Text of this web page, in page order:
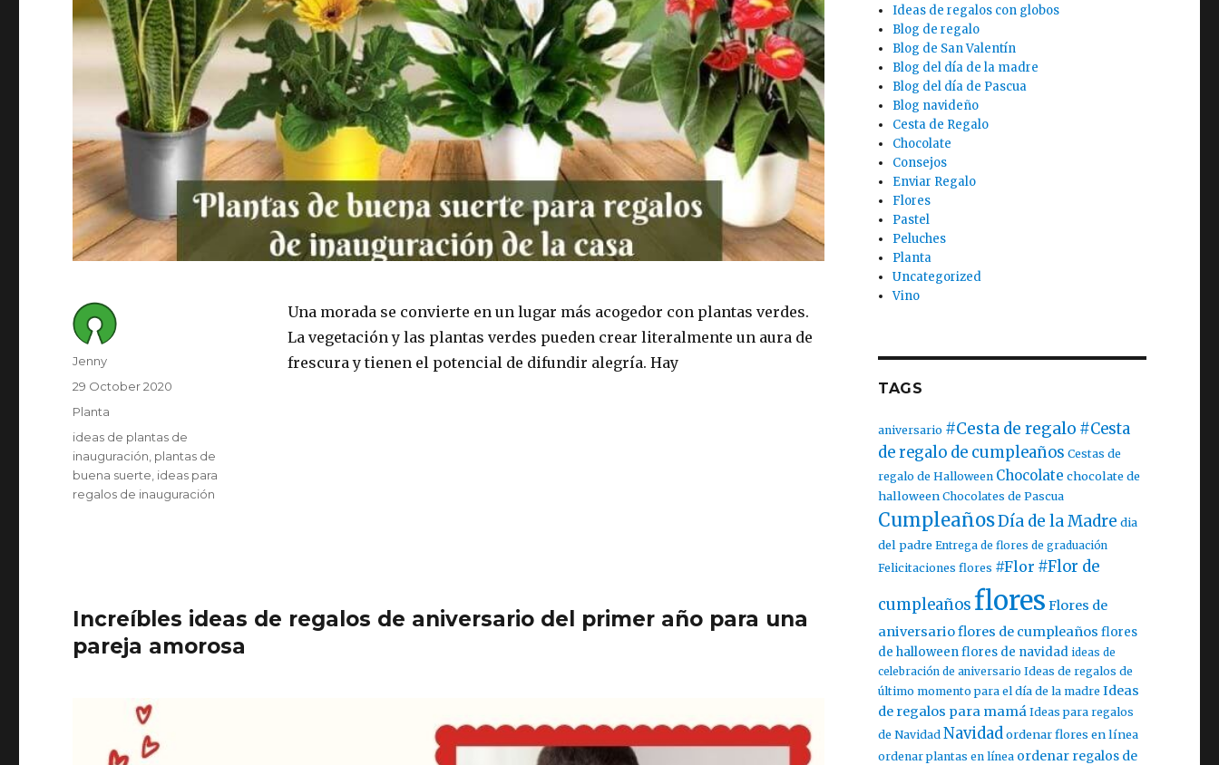
Una morada se convierte en un lugar más acogedor con plantas verdes.
La vegetación y las plantas verdes pueden crear literalmente un aura de
frescura y tienen el potencial de difundir alegría. Hay
Author
Jenny
Posted
on
29 October 2020
Category
Planta
Tags
ideas de plantas de
inauguración plantas de
buena suerte ideas para
regalos de inauguración
Increíbles ideas de regalos de aniversario del primer año para una
pareja amorosa
Ideas de regalos con globos
Blog de regalo
Blog de San Valentín
Blog del día de la madre
Blog del día de Pascua
Blog navideño
Cesta de Regalo
Chocolate
Consejos
Enviar Regalo
Flores
Pastel
Peluches
Planta
Uncategorized
Vino
TAGS
aniversario #Cesta de regalo #Cesta
de regalo de cumpleaños Cestas de
regalo de Halloween Chocolate chocolate de
halloween Chocolates de Pascua
CumpleañosDía de la Madre dia
del padre Entrega de flores de graduación
Felicitaciones flores #Flor #Flor de
cumpleañosflores Flores de
aniversarioflores de cumpleaños flores
de halloweenflores de navidad ideas de
celebración de aniversario Ideas de regalos de
último momento para el día de la madre Ideas
de regalos para mamá Ideas para regalos
de Navidad Navidadordenar flores en línea
ordenar plantas en línea ordenar regalos de